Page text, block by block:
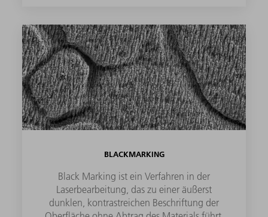
BLACKMARKING
Black Marking ist ein Verfahren in der
Laserbearbeitung, das zu einer äußerst
dunklen, kontrastreichen Beschriftung der